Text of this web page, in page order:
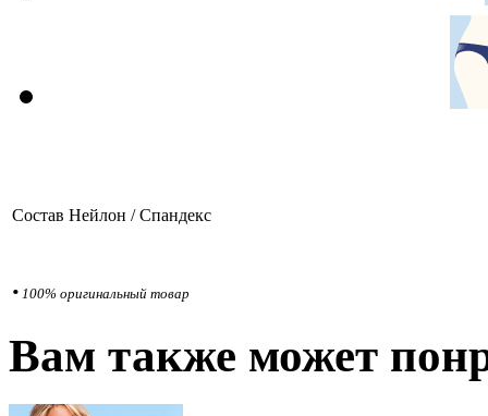
Состав Нейлон / Спандекс
• 100% оригинальный товар
Вам также может